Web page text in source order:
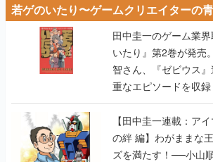
若ゲのいたり〜ゲームクリエイターの
田中圭一のゲーム業
いたり』第2巻が発売
智さん、『ゼビウス
重なエピソードを収録
【田中圭一連載：アイマ
の絆 編】わがままな
ズを満たす！──小山